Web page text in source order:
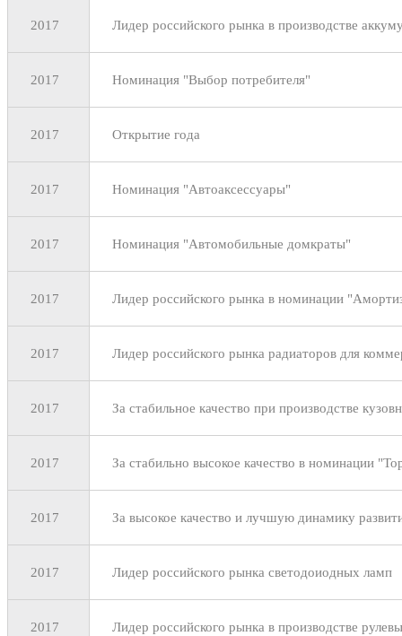
2017 Лидер российского рынка в производстве
2017 Номинация "Выбор потребителя"
2017 Открытие года
2017 Номинация "Автоаксессуары"
2017 Номинация "Автомобильные домкраты"
2017 Лидер российского рынка в номинации
2017 Лидер российского рынка радиаторов для
2017 За стабильное качество при производстве
2017 За стабильно высокое качество в номинации
2017 За высокое качество и лучшую динамику
2017 Лидер российского рынка светодоиодных ламп
2017 Лидер российского рынка в производстве